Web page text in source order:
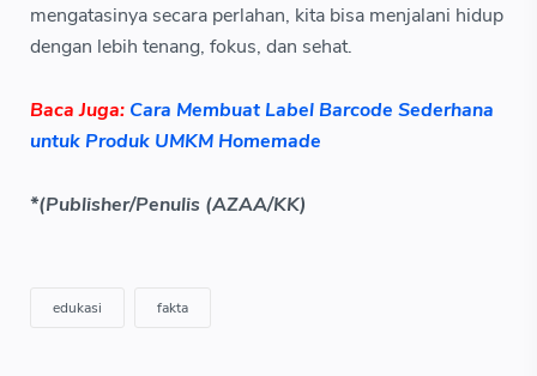
mengatasinya secara perlahan, kita bisa menjalani hidup
dengan lebih tenang, fokus, dan sehat.
Baca Juga: Cara Membuat Label Barcode Sederhana
untuk Produk UMKM Homemade
*(Publisher/Penulis (AZAA/KK)